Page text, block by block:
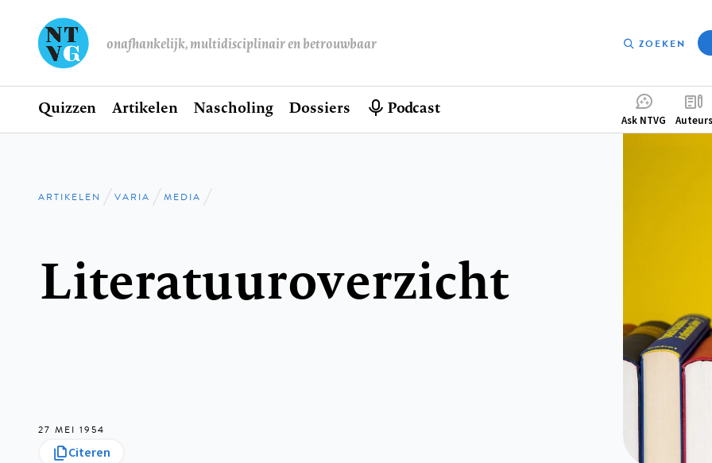
onafhankelijk, multidisciplinair en betrouwbaar ZOEKEN
Hoofdnavigatie
Home
Quizzen Artikelen Nascholing Dossiers Podcast
Ask NTVG Auteurs
Kruimelpad
ARTIKELEN VARIA MEDIA
Literatuuroverzicht
27 MEI 1954
Citeren